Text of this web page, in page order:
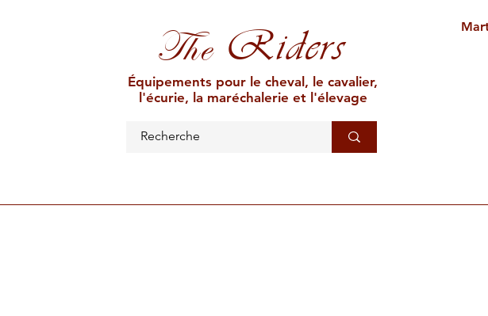
TheRiders
Équipements pour le cheval, le cavalier,
l'écurie, la maréchalerie et l'élevage